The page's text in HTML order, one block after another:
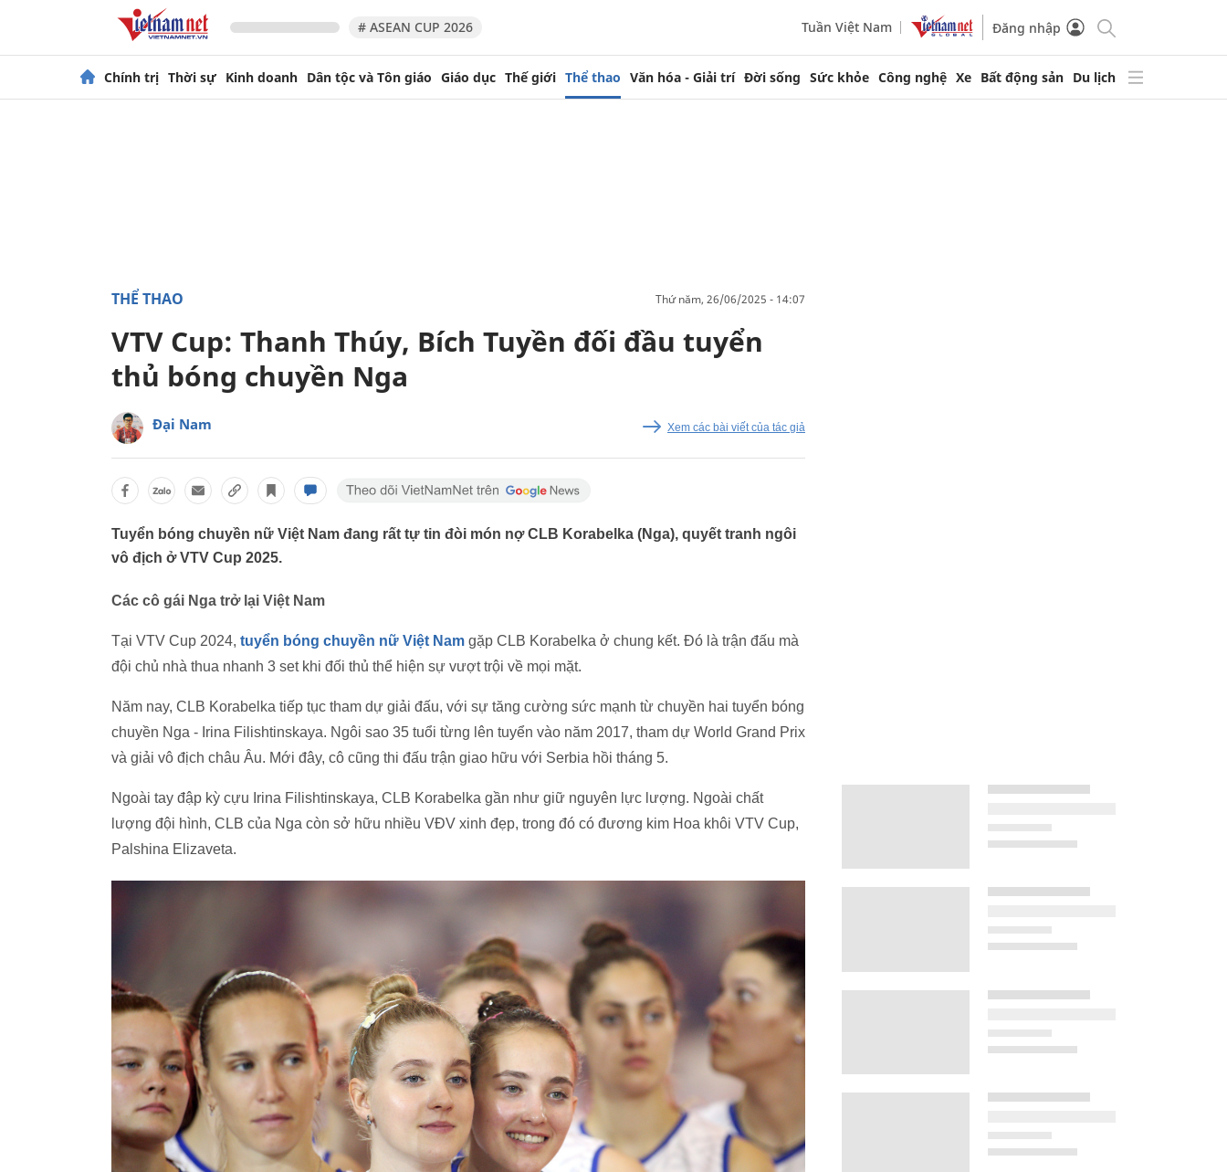
# ASEAN CUP 2026 Tuần Việt Nam Đăng nhập
Chính trị Thời sự Kinh doanh Dân tộc và Tôn giáo Giáo dục Thế giới Thể thao Văn hóa - Giải trí Đời sống Sức khỏe Công nghệ Xe Bất động sản Du lịch
THỂ THAO thứ năm, 26/06/2025 - 14:07
VTV Cup: Thanh Thúy, Bích Tuyền đối đầu tuyển
thủ bóng chuyền Nga
Đại Nam Xem các bài viết của tác giả
Tuyển bóng chuyền nữ Việt Nam đang rất tự tin đòi món nợ CLB Korabelka (Nga), quyết tranh ngôi
vô địch ở VTV Cup 2025.
Các cô gái Nga trở lại Việt Nam
Tại VTV Cup 2024, tuyển bóng chuyền nữ Việt Nam gặp CLB Korabelka ở chung kết. Đó là trận đấu mà
đội chủ nhà thua nhanh 3 set khi đối thủ thể hiện sự vượt trội về mọi mặt.
Năm nay, CLB Korabelka tiếp tục tham dự giải đấu, với sự tăng cường sức mạnh từ chuyền hai tuyển bóng
chuyền Nga - Irina Filishtinskaya. Ngôi sao 35 tuổi từng lên tuyển vào năm 2017, tham dự World Grand Prix
và giải vô địch châu Âu. Mới đây, cô cũng thi đấu trận giao hữu với Serbia hồi tháng 5.
Ngoài tay đập kỳ cựu Irina Filishtinskaya, CLB Korabelka gần như giữ nguyên lực lượng. Ngoài chất
lượng đội hình, CLB của Nga còn sở hữu nhiều VĐV xinh đẹp, trong đó có đương kim Hoa khôi VTV Cup,
Palshina Elizaveta.